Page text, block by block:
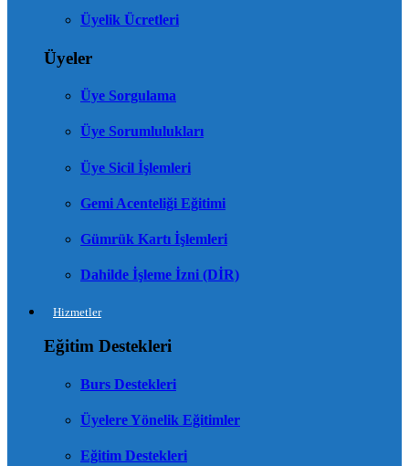
Üyelik Ücretleri
Üyeler
Üye Sorgulama
Üye Sorumlulukları
Üye Sicil İşlemleri
Gemi Acenteliği Eğitimi
Gümrük Kartı İşlemleri
Dahilde İşleme İzni (DİR)
Hizmetler
Eğitim Destekleri
Burs Destekleri
Üyelere Yönelik Eğitimler
Eğitim Destekleri